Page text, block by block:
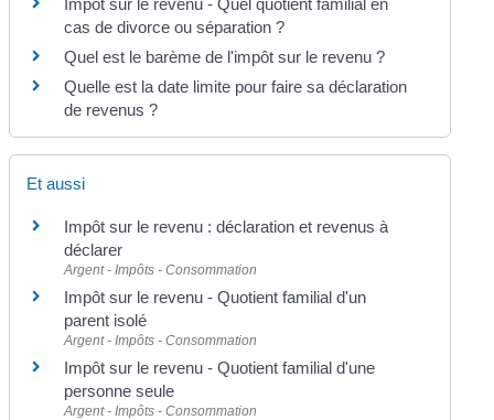
cas de divorce ou séparation ?
Quel est le barème de l'impôt sur le revenu ?
Quelle est la date limite pour faire sa déclaration
de revenus ?
Et aussi
Impôt sur le revenu : déclaration et revenus à
déclarer
Argent - Impôts - Consommation
Impôt sur le revenu - Quotient familial d'un
parent isolé
Argent - Impôts - Consommation
Impôt sur le revenu - Quotient familial d'une
personne seule
Argent - Impôts - Consommation